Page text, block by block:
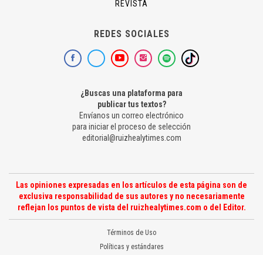
REVISTA
REDES SOCIALES
¿Buscas una plataforma para
publicar tus textos?
Envíanos un correo electrónico
para iniciar el proceso de selección
editorial@ruizhealytimes.com
Las opiniones expresadas en los artículos de esta página son de
exclusiva responsabilidad de sus autores y no necesariamente
reflejan los puntos de vista del ruizhealytimes.com o del Editor.
Términos de Uso
Políticas y estándares